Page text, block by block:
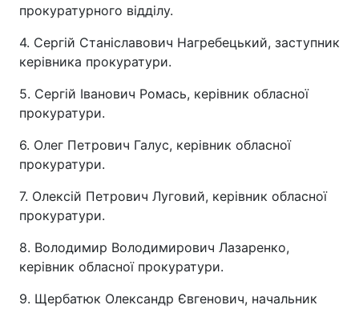
прокуратурного відділу.
4. Сергій Станіславович Нагребецький, заступник
керівника прокуратури.
5. Сергій Іванович Ромась, керівник обласної
прокуратури.
6. Олег Петрович Галус, керівник обласної
прокуратури.
7. Олексій Петрович Луговий, керівник обласної
прокуратури.
8. Володимир Володимирович Лазаренко,
керівник обласної прокуратури.
9. Щербатюк Олександр Євгенович, начальник